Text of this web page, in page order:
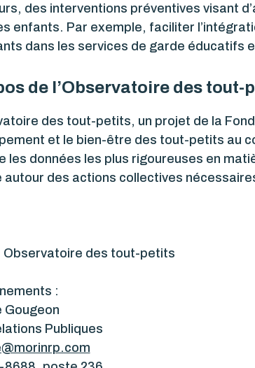
des interventions préventives visant
enfants. Par exemple, faciliter
dans les services de garde éducatifs
de l’Observatoire des tout-
des tout-petits, un projet de la
et le bien-être des tout-petits au
les données les plus rigoureuses en
autour des actions collectives
Observatoire des tout-petits
:
Gougeon
Publiques